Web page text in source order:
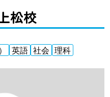
松校
英語 社会 理科